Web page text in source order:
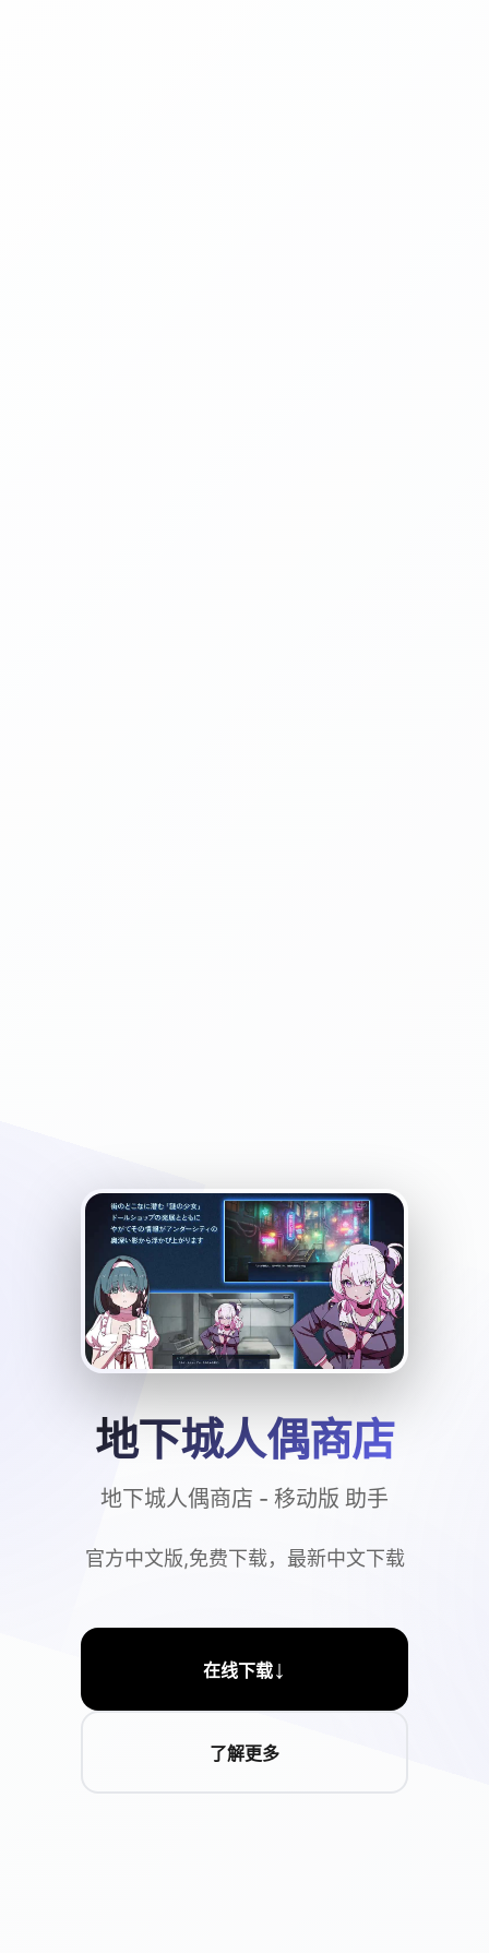
地下城人偶商店
地下城人偶商店 - 移动版 助手
官方中文版,免费下载，最新中文下载
在线下载↓
了解更多